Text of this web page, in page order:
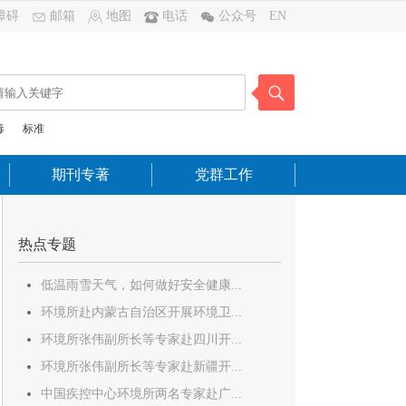
碍 邮箱 地图 电话 公众号 EN
标准
期刊专著 党群工作
热点专题
低温雨雪天气，如何做好安全健康...
环境所赴内蒙古自治区开展环境卫...
环境所张伟副所长等专家赴四川开...
环境所张伟副所长等专家赴新疆开...
中国疾控中心环境所两名专家赴广...